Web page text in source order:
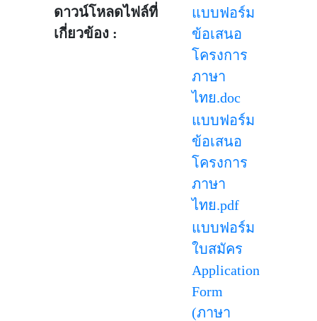
ดาวน์โหลดไฟล์ที่
เกี่ยวข้อง :
แบบฟอร์ม
ข้อเสนอ
โครงการ
ภาษา
ไทย.doc
แบบฟอร์ม
ข้อเสนอ
โครงการ
ภาษา
ไทย.pdf
แบบฟอร์ม
ใบสมัคร
Application
Form
(ภาษา